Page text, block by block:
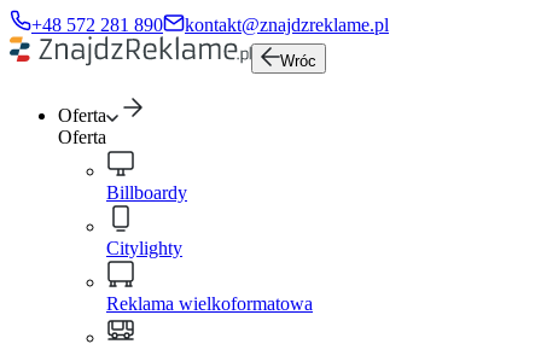
+48 572 281 890 kontakt@znajdzreklame.pl
Wróc
Oferta
Oferta
Billboardy
Citylighty
Reklama wielkoformatowa